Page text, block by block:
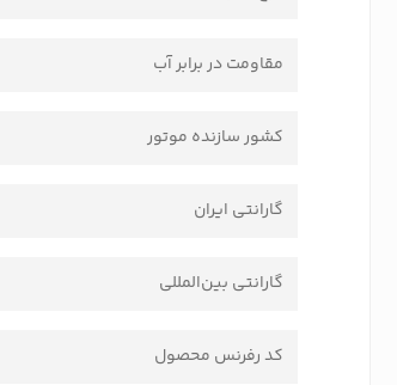
مقاومت در برابر آب
کشور سازنده موتور
گارانتی ایران
گارانتی بین‌المللی
کد رفرنس محصول